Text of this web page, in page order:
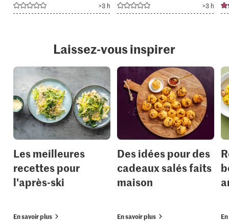
>3 h >3 h
Laissez-vous inspirer
Les meilleures
recettes pour
l'après-ski
En savoir plus
Des idées pour des
cadeaux salés faits
maison
En savoir plus